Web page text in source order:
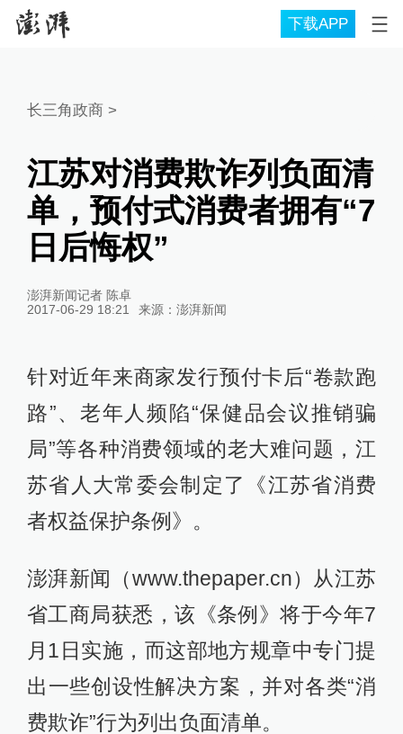
下载APP
长三角政商 >
江苏对消费欺诈列负面清
单，预付式消费者拥有“7
日后悔权”
澎湃新闻记者 陈卓
2017-06-29 18:21
来源： 澎湃新闻
针对近年来商家发行预付卡后“卷款跑
路”、老年人频陷“保健品会议推销骗
局”等各种消费领域的老大难问题，江
苏省人大常委会制定了《江苏省消费
者权益保护条例》。
澎湃新闻（www.thepaper.cn）从江苏
省工商局获悉，该《条例》将于今年7
月1日实施，而这部地方规章中专门提
出一些创设性解决方案，并对各类“消
费欺诈”行为列出负面清单。